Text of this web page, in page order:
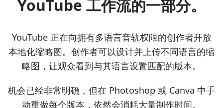
YouTube 工作流的一部分。
YouTube 正在向拥有多语言音轨权限的创作者开放
本地化缩略图。创作者可以设计并上传不同语言的缩
略图，让观众看到与其语言设置匹配的版本。
机会已经非常明确，但在 Photoshop 或 Canva 中手
动重做每个版本，依然会消耗大量制作时间。